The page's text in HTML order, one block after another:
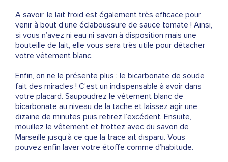
A savoir, le lait froid est également très efficace pour
venir à bout d’une éclaboussure de sauce tomate ! Ainsi,
si vous n’avez ni eau ni savon à disposition mais une
bouteille de lait, elle vous sera très utile pour détacher
votre vêtement blanc.
Enfin, on ne le présente plus : le bicarbonate de soude
fait des miracles ! C’est un indispensable à avoir dans
votre placard. Saupoudrez le vêtement blanc de
bicarbonate au niveau de la tache et laissez agir une
dizaine de minutes puis retirez l’excédent. Ensuite,
mouillez le vêtement et frottez avec du savon de
Marseille jusqu’à ce que la trace ait disparu. Vous
pouvez enfin laver votre étoffe comme d’habitude.